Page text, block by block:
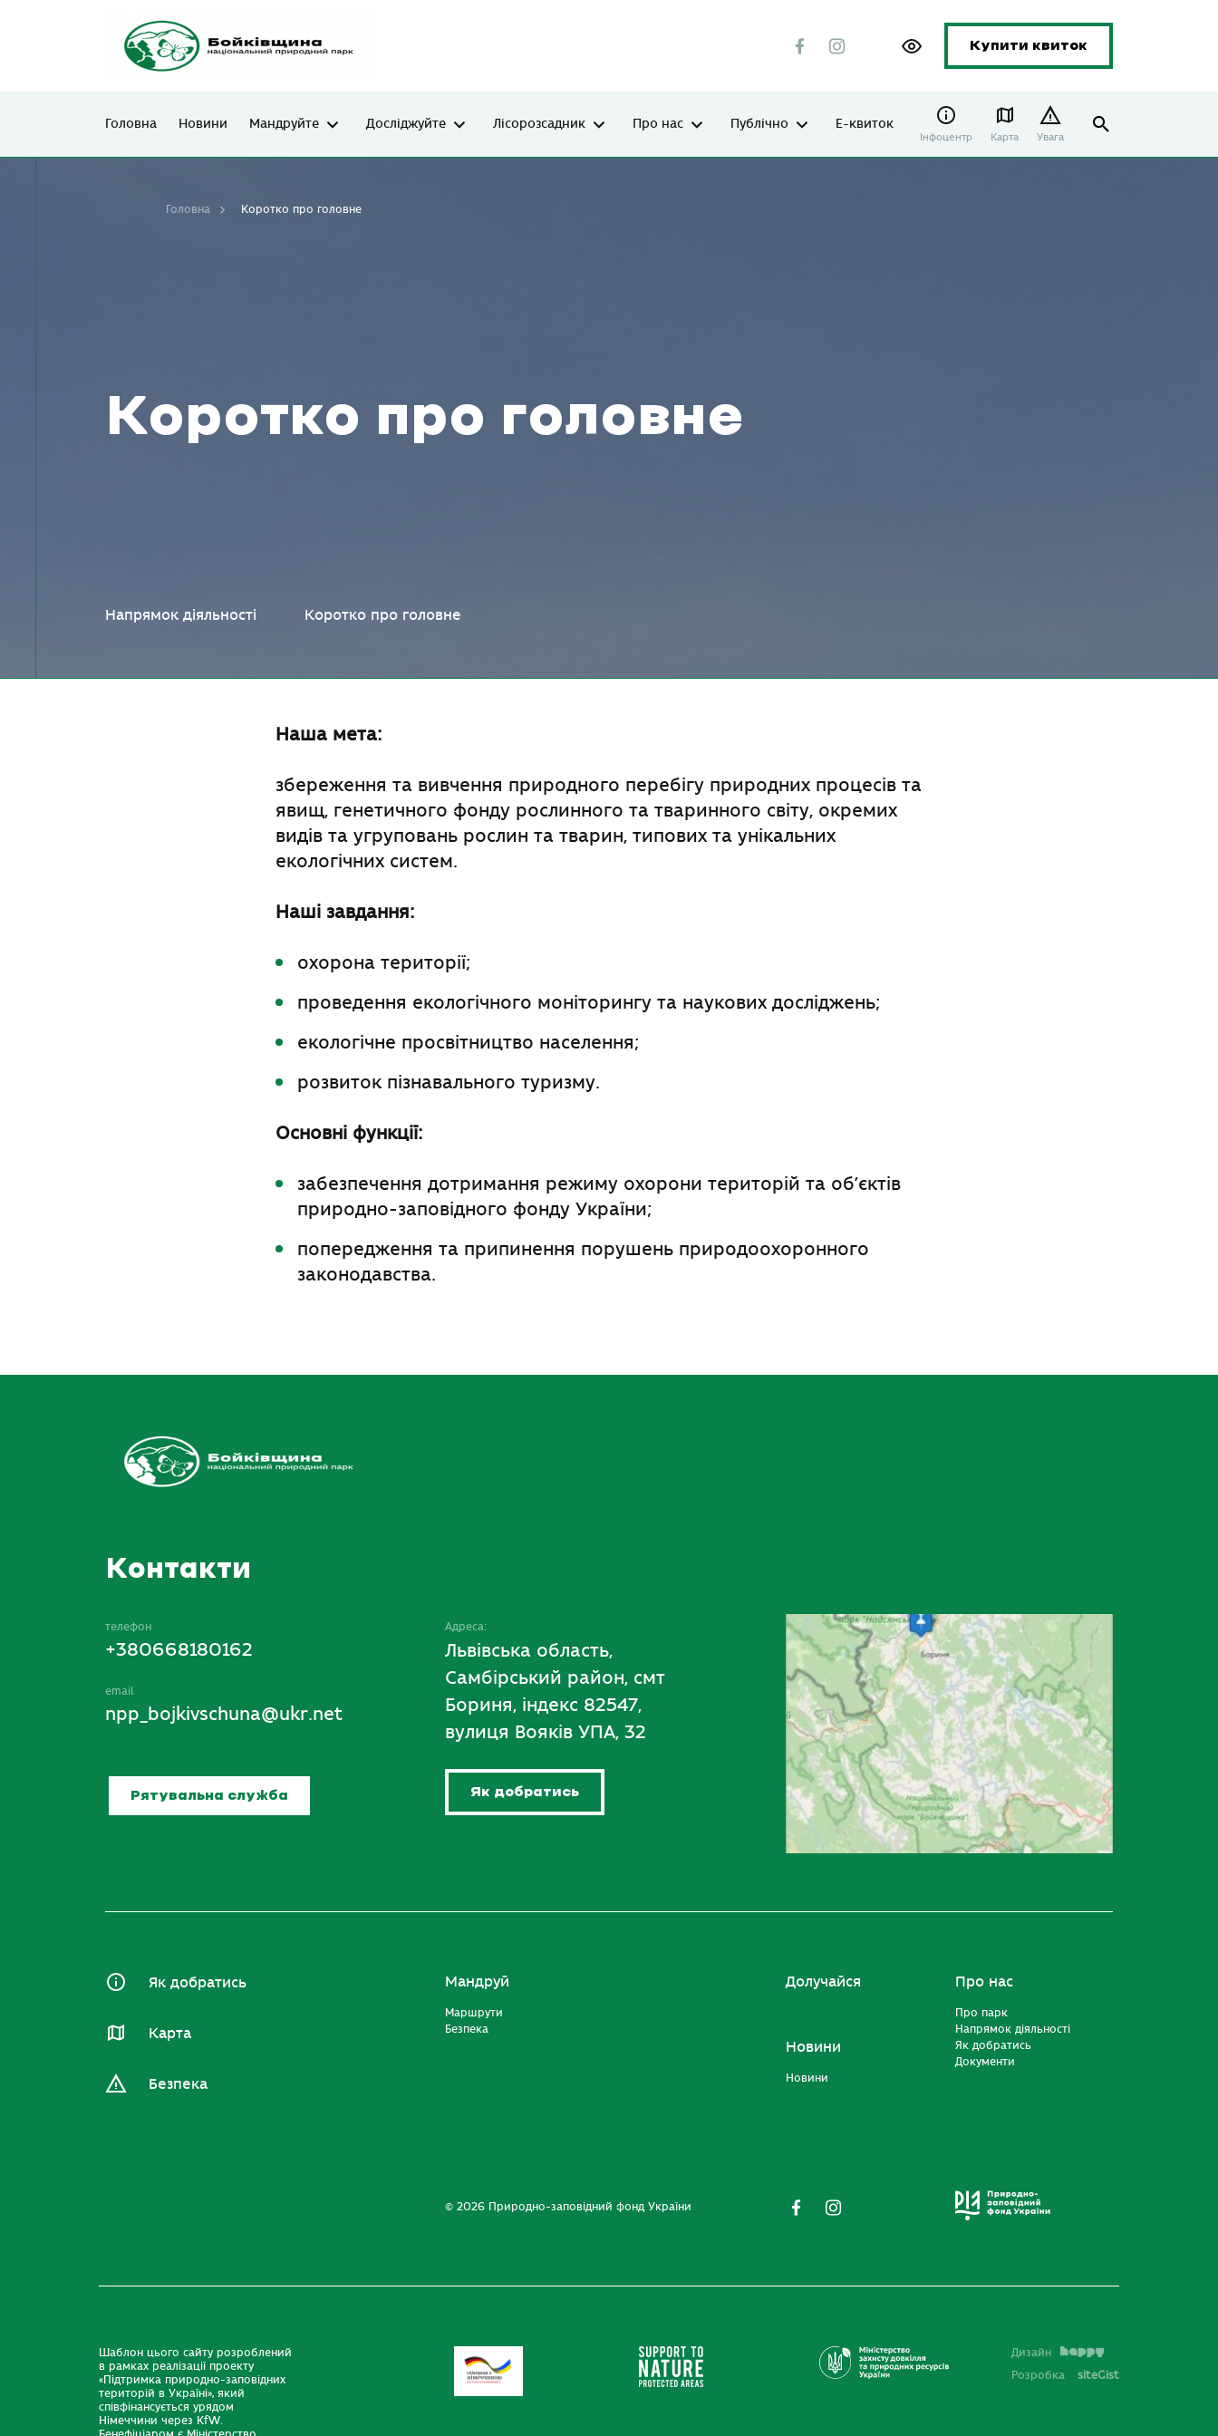
Купити квиток
Головна Новини Мандруйте Досліджуйте Лісорозсадник Про нас Публічно Е-квиток
Інфоцентр Карта Увага
Коротко про головне
Головна Коротко про головне
Напрямок діяльності Коротко про головне
Наша мета:
збереження та вивчення природного перебігу природних процесів та
явищ, генетичного фонду рослинного та тваринного світу, окремих
видів та угруповань рослин та тварин, типових та унікальних
екологічних систем.
Наші завдання:
охорона території;
проведення екологічного моніторингу та наукових досліджень;
екологічне просвітництво населення;
розвиток пізнавального туризму.
Основні функції:
забезпечення дотримання режиму охорони територій та об’єктів
природно-заповідного фонду України;
попередження та припинення порушень природоохоронного
законодавства.
Контакти
телефон
+380668180162
email
npp_bojkivschuna@ukr.net
Рятувальна служба
Адреса:
Львівська область,
Самбірський район, смт
Бориня, індекс 82547,
вулиця Вояків УПА, 32
Як добратись
Як добратись
Карта
Безпека
Мандруй
Маршрути
Безпека
Долучайся
Новини
Новини
Про нас
Про парк
Напрямок діяльності
Як добратись
Документи
© 2026 Природно-заповідний фонд України
Шаблон цього сайту розроблений
в рамках реалізації проекту
«Підтримка природно-заповідних
територій в Україні», який
співфінансується урядом
Німеччини через KfW.
Дизайн
Розробка
siteGist